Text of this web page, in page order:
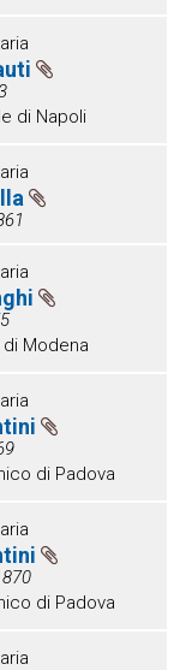
di Napoli
Modena
di Padova
di Padova